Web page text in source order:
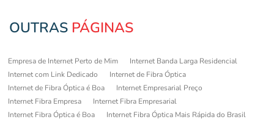
OUTRAS PÁGINAS
Empresa de Internet Perto de Mim
Internet Banda Larga Residencial
Internet com Link Dedicado
Internet de Fibra Óptica
Internet de Fibra Óptica é Boa
Internet Empresarial Preço
Internet Fibra Empresa
Internet Fibra Empresarial
Internet Fibra Óptica é Boa
Internet Fibra Óptica Mais Rápida do Brasil